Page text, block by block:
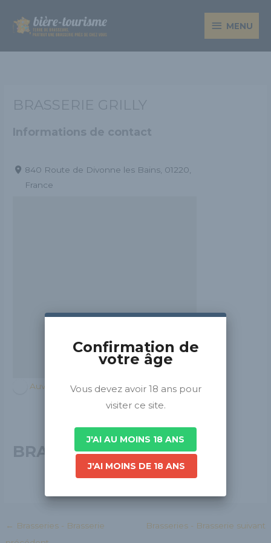
contenu
MENU
MENU
BRASSERIE GRILLY
Informations de contact
840 Route de Divonne les Bains, 01220,
France
Auvergne-Rhône-Alpes
BRASSERIE GRILLY
← Brasseries - Brasserie
Brasseries - Brasserie suivant
Confirmation de
votre âge
Vous devez avoir 18 ans pour
visiter ce site.
J'AI AU MOINS 18 ANS
J'AI MOINS DE 18 ANS